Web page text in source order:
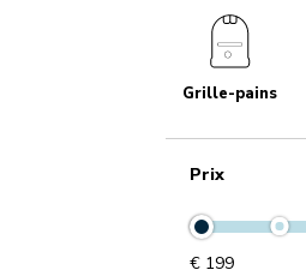
Grille-pains
Prix
€ 199